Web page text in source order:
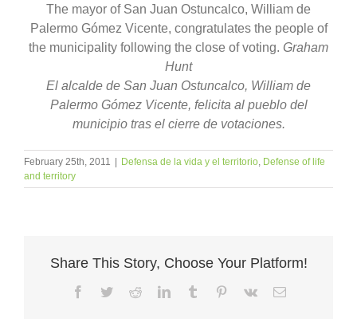
The mayor of San Juan Ostuncalco, William de
Palermo Gómez Vicente, congratulates the people of
the municipality following the close of voting. Graham
Hunt
El alcalde de San Juan Ostuncalco, William de
Palermo Gómez Vicente, felicita al pueblo del
municipio tras el cierre de votaciones.
February 25th, 2011 Defensa de la vida y el territorio, Defense of life
and territory
Share This Story, Choose Your Platform!
Facebook
TwitterRedditLinkedInTumblr Pinterest
Vk Email